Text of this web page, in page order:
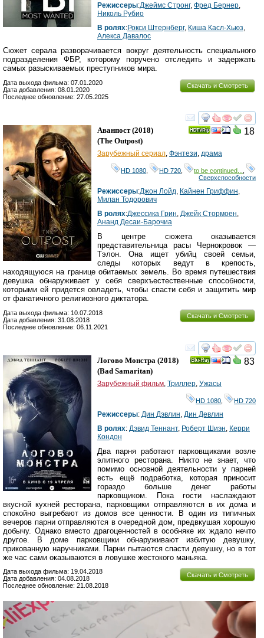
Режиссеры:Джеймс Стронг, Фред Бернер,
Николь Рубио
В ролях:Рокси Штернберг, Киша Касл-Хьюз,
Алекса Давалос
Сюжет серала разворачивается вокруг деятельность специального
подразделения ФБР, которому поручено отследить и задержать
самых разыскиваемых преступников мира.
Скачать и Смотреть
Дата выхода фильма: 07.01.2020
Дата добавления: 08.01.2020
Последнее обновление: 27.05.2025
смотреть
18
Аванпост(2018)
(The Outpost)
Зарубежный сериал Фэнтези драма
HD 1080 HD 720 to be continued...
Сверхспособности
Режиссеры:Джон Лойд Кайнен Гриффин
Милан Тодорович
В ролях:Джессика Грин Джейк Стормоен
Ананд Десаи-Барочиа
В центре сюжета оказывается
представительница расы Чернокровок —
Тэлон. Она ищет убийц своей семьи,
следы которых ведут в крепость,
находящуюся на границе обитаемых земель. Во время путешествия
девушка обнаруживает у себя сверхъестественные способности,
которыми ей придется овладеть, чтобы спасти себя и защитить мир
от фанатичного религиозного диктатора.
Скачать и Смотреть
Дата выхода фильма: 10.07.2018
Дата добавления: 31.08.2018
Последнее обновление: 06.11.2021
смотреть
83
Логово Монстра (2018)
(Bad Samaritan)
Зарубежный фильм Триллер Ужасы
HD 1080 HD 720
Режиссеры: Дин Дэвлин Дин Девлин
В ролях: Дэвид Теннант, Роберт Шиэн Керри
Кондон
Два парня работают парковщиками возле
элитного ресторана. Никто не знает, что
помимо основной деятельности у парней
есть ещё подработка, которая приносит
гораздо больше денег работы
парковщиком. Пока гости наслаждают
вкусной кухней ресторана, парковщики отправляются в их дома и
спокойно выгребают из домов все ценности. В один из типичных
вечеров парни отправляются в очередной дом, предвкушая хорошую
добычу. Однако вместо драгоценностей в особняке их ждало нечто
другое. В доме парковщики обнаруживают избитую девушку,
прикованную наручниками. Парни пытаются спасти девушку, но в тот
же час сами оказываются в ловушке жестокого маньяка.
Скачать и Смотреть
Дата выхода фильма: 19.04.2018
Дата добавления: 04.08.2018
Последнее обновление: 21.08.2018